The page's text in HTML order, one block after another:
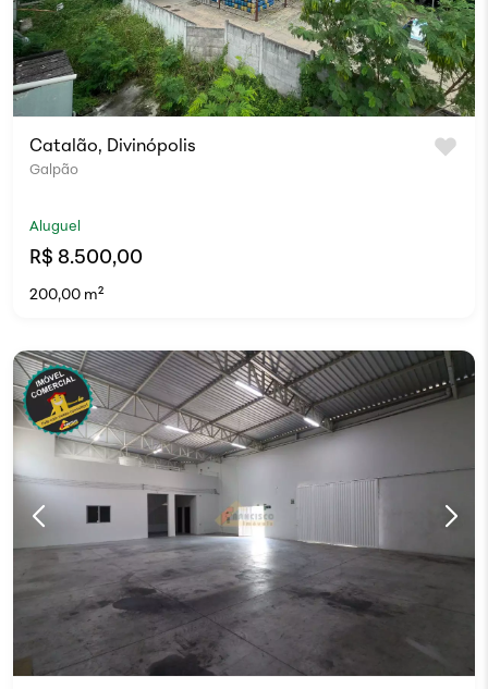
Catalão, Divinópolis
Galpão
Aluguel
R$ 8.500,00
200,00 m²